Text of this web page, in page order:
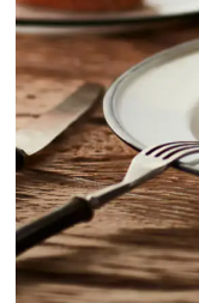
Mowi Canada
Mowi Chile
Mowi USA